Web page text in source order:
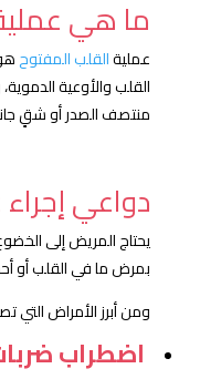
ما هي
عمليةالقلب المفتوح
القلب والأوعية
منتصف الصدر أو شقٍ
دواعي
يحتاج المريض إلى
بمرض ما في القلب أو
ومن أبرز الأمراض التي
اضطراب